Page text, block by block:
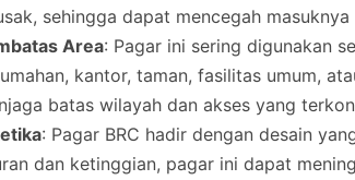
sehingga dapat mencegah
Area: Pagar ini sering digunakan
kantor, taman, fasilitas umum,
batas wilayah dan akses yang
: Pagar BRC hadir dengan desain
dan ketinggian, pagar ini dapat